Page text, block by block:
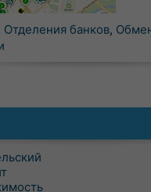
Отделения банков,